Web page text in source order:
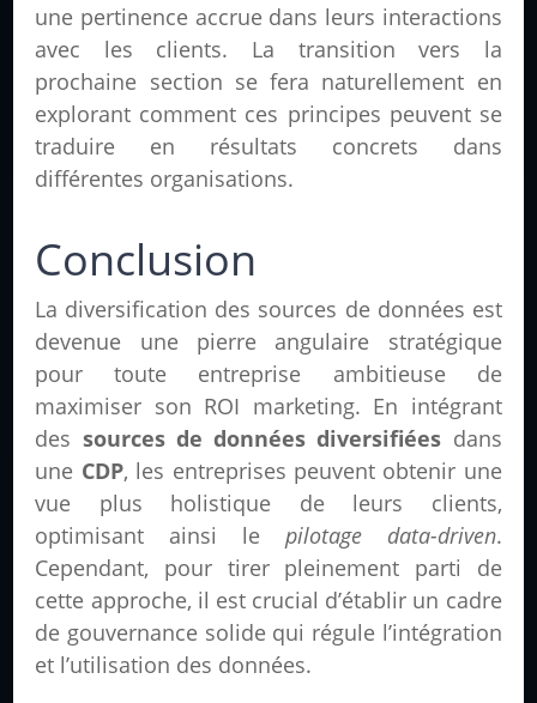
une pertinence accrue dans leurs interactions
avec les clients. La transition vers la
prochaine section se fera naturellement en
explorant comment ces principes peuvent se
traduire en résultats concrets dans
différentes organisations.
Conclusion
La diversification des sources de données est
devenue une pierre angulaire stratégique
pour toute entreprise ambitieuse de
maximiser son ROI marketing. En intégrant
des sources de données diversifiées dans
une CDP, les entreprises peuvent obtenir une
vue plus holistique de leurs clients,
optimisant ainsi le pilotage data-driven.
Cependant, pour tirer pleinement parti de
cette approche, il est crucial d’établir un cadre
de gouvernance solide qui régule l’intégration
et l’utilisation des données.